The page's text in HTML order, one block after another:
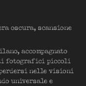
oscura, scansione
accompagnato
fotografici piccoli
nelle visioni
universale e